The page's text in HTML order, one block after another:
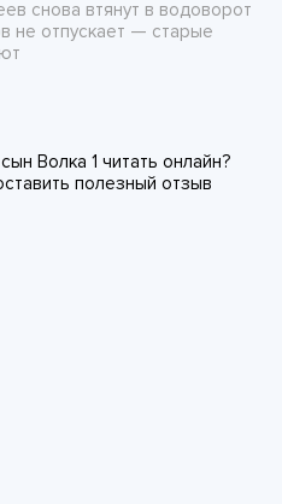
снова втянут в водоворот
не отпускает — старые
Волка 1 читать онлайн?
полезный отзыв